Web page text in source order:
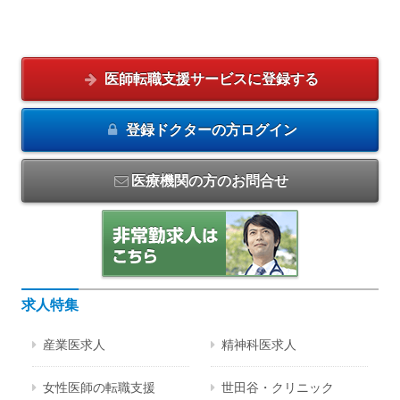
医師転職支援サービスに登録する
登録ドクターの方ログイン
医療機関の方のお問合せ
求人特集
産業医求人 精神科医求人
女性医師の転職支援 世田谷・クリニック